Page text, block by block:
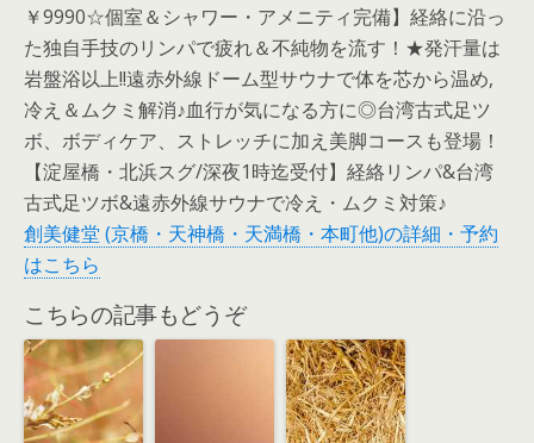
￥9990☆個室＆シャワー・アメニティ完備】経絡に沿っ
た独自手技のリンパで疲れ＆不純物を流す！★発汗量は
岩盤浴以上!!遠赤外線ドーム型サウナで体を芯から温め,
冷え＆ムクミ解消♪血行が気になる方に◎台湾古式足ツ
ボ、ボディケア、ストレッチに加え美脚コースも登場！
【淀屋橋・北浜スグ/深夜1時迄受付】経絡リンパ&台湾
古式足ツボ&遠赤外線サウナで冷え・ムクミ対策♪
創美健堂 (京橋・天神橋・天満橋・本町他)の詳細・予約
はこちら
こちらの記事もどうぞ